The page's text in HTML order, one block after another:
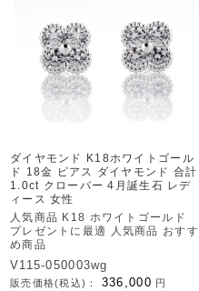
ダイヤモンド K18ホワイトゴール
ド 18金 ピアス ダイヤモンド 合計
1.0ct クローバー 4月誕生石 レデ
ィース 女性
人気商品 K18 ホワイトゴールド
プレゼントに最適 人気商品 おすす
め商品
V115-050003wg
販売価格(税込)： 336,000 円